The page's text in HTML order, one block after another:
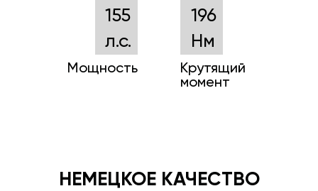
155
л.с.
Мощность
196
Нм
Крутящий
момент
НЕМЕЦКОЕ КАЧЕСТВО